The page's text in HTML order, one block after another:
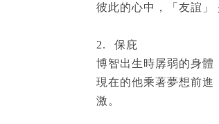
彼此的⼼中，「友誼」
2.
保庇
博智出⽣時孱弱的⾝體
現在的他乘著夢想前進
激。